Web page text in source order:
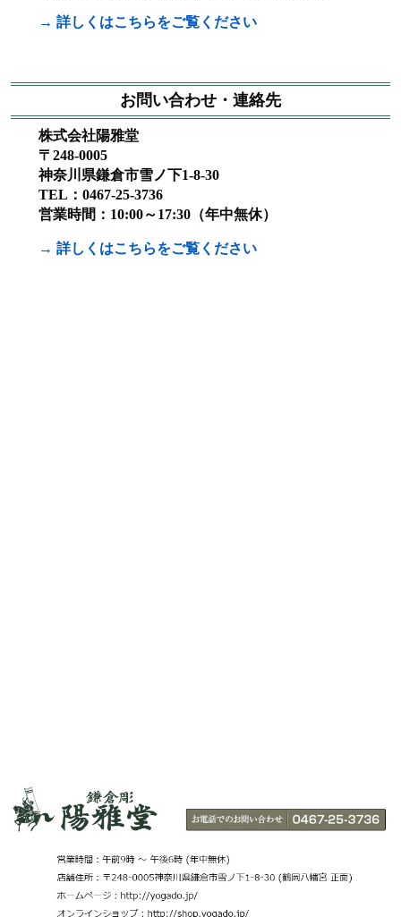
→ 詳しくはこちらをご覧ください
お問い合わせ・連絡先
株式会社陽雅堂
〒248-0005
神奈川県鎌倉市雪ノ下1-8-30
TEL：0467-25-3736
営業時間：10:00～17:30（年中無休）
→ 詳しくはこちらをご覧ください